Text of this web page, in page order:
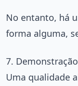
No entanto, há
forma alguma,
7.
Uma qualidade